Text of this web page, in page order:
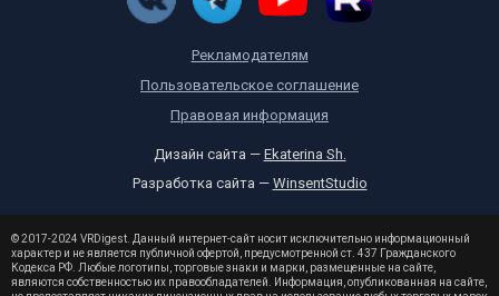
Рекламодателям
Пользовательское соглашение
Правовая информация
Дизайн сайта — Ekaterina Sh.
Разработка сайта — WinsentStudio
© 2017-2024 VRDigest. Данный интернет-сайт носит исключительно информационный
характер и не является публичной офертой, предусмотренной ст. 437 Гражданского
Кодекса РФ. Любые логотипы, торговые знаки и марки, размещенные на сайте,
являются собственностью их правообладателей. Информация, опубликованная на сайте,